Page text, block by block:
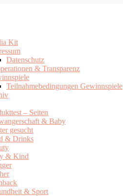
Kit
Datenschutz
& Transparenz
Teilnahmebedingungen Gewinnspiele
– Seiten
& Baby
gesucht
& Drinks
& Kind
& Sport